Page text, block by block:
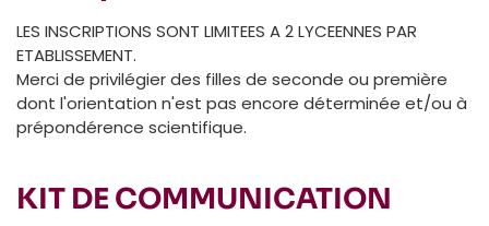
LES INSCRIPTIONS SONT LIMITEES A 2 LYCEENNES PAR
ETABLISSEMENT.
Merci de privilégier des filles de seconde ou première
dont l'orientation n'est pas encore déterminée et/ou à
prépondérence scientifique.
KIT DE COMMUNICATION